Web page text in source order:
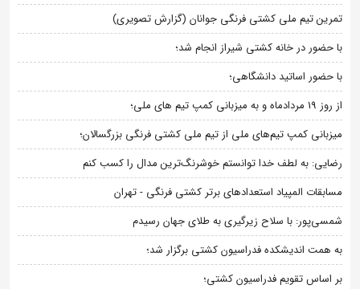
تمرین تیم ملی کشتی فرنگی جوانان (گزارش تصویری)
با حضور در خانه کشتی شیراز انجام شد؛
با حضور اساتید دانشگاهی؛
از روز 19 مردادماه و به میزبانی کمپ تیم های ملی؛
میزبانی کمپ تیم‌های ملی از تیم ملی کشتی فرنگی بزرگسالان؛
رضایی: به لطف خدا توانستم خوشرنگ‌ترین مدال را کسب کنم
مسابقات المپیاد استعدادهای برتر کشتی فرنگی - تهران
شمسی‌پور: با سلاح زیرگیری به طلای جهان رسیدم
به همت اندیشکده فدراسیون کشتی برگزار شد؛
بر اساس تقویم فدراسیون کشتی؛